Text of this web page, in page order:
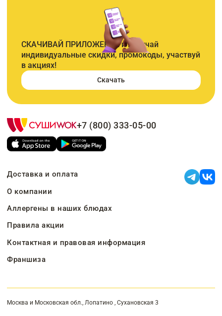
СКАЧИВАЙ ПРИЛОЖЕНИЕ и получай
индивидуальные скидки, промокоды, участвуй
в акциях!
Скачать
+7 (800) 333-05-00
Доставка и оплата
О компании
Аллергены в наших блюдах
Правила акции
Контактная и правовая информация
Франшиза
Москва и Московская обл., Лопатино , Сухановская 3